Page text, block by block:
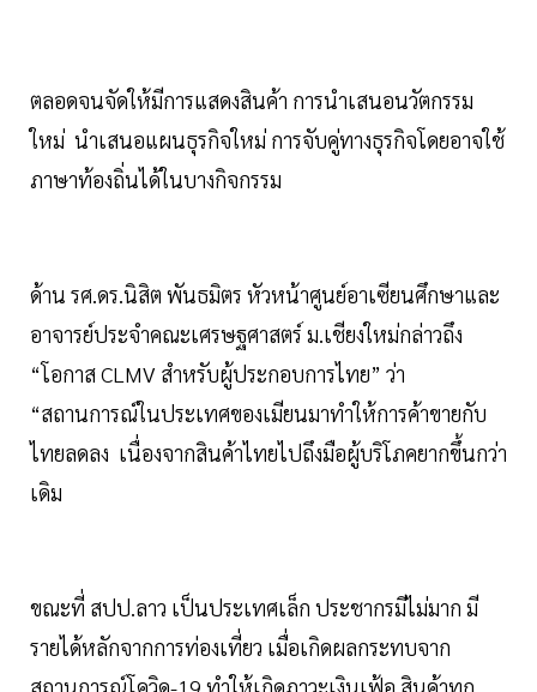
ตลอดจนจัดให้มีการแสดงสินค้า การนำเสนอนวัตกรรม
ใหม่ นำเสนอแผนธุรกิจใหม่ การจับคู่ทางธุรกิจโดยอาจใช้
ภาษาท้องถิ่นได้ในบางกิจกรรม
ด้าน รศ.ดร.นิสิต พันธมิตร หัวหน้าศูนย์อาเซียนศึกษาและ
อาจารย์ประจำคณะเศรษฐศาสตร์ ม.เชียงใหม่กล่าวถึง
“โอกาส CLMV สำหรับผู้ประกอบการไทย” ว่า
“สถานการณ์ในประเทศของเมียนมาทำให้การค้าขายกับ
ไทยลดลง เนื่องจากสินค้าไทยไปถึงมือผู้บริโภคยากขึ้นกว่า
เดิม
ขณะที่ สปป.ลาว เป็นประเทศเล็ก ประชากรมีไม่มาก มี
รายได้หลักจากการท่องเที่ยว เมื่อเกิดผลกระทบจาก